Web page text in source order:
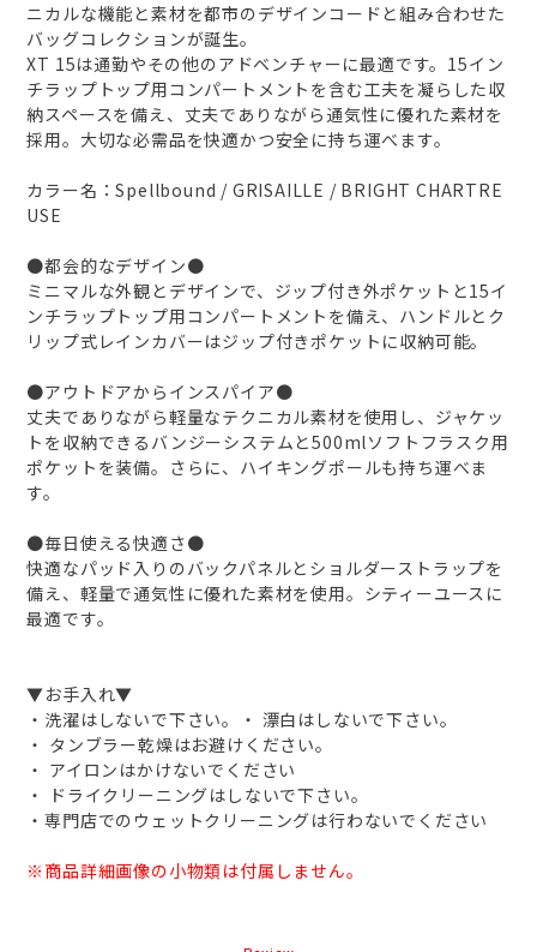
ニカルな機能と素材を都市のデザインコードと組み合わせた
バッグコレクションが誕生。
XT 15は通勤やその他のアドベンチャーに最適です。15イン
チラップトップ用コンパートメントを含む工夫を凝らした収
納スペースを備え、丈夫でありながら通気性に優れた素材を
採用。大切な必需品を快適かつ安全に持ち運べます。
カラー名：Spellbound / GRISAILLE / BRIGHT CHARTRE
USE
●都会的なデザイン●
ミニマルな外観とデザインで、ジップ付き外ポケットと15イ
ンチラップトップ用コンパートメントを備え、ハンドルとク
リップ式レインカバーはジップ付きポケットに収納可能。
●アウトドアからインスパイア●
丈夫でありながら軽量なテクニカル素材を使用し、ジャケッ
トを収納できるバンジーシステムと500mlソフトフラスク用
ポケットを装備。さらに、ハイキングポールも持ち運べま
す。
●毎日使える快適さ●
快適なパッド入りのバックパネルとショルダーストラップを
備え、軽量で通気性に優れた素材を使用。シティーユースに
最適です。
▼お手入れ▼
・洗濯はしないで下さい。・ 漂白はしないで下さい。
・ タンブラー乾燥はお避けください。
・ アイロンはかけないでください
・ ドライクリーニングはしないで下さい。
・専門店でのウェットクリーニングは行わないでください
※商品詳細画像の小物類は付属しません。